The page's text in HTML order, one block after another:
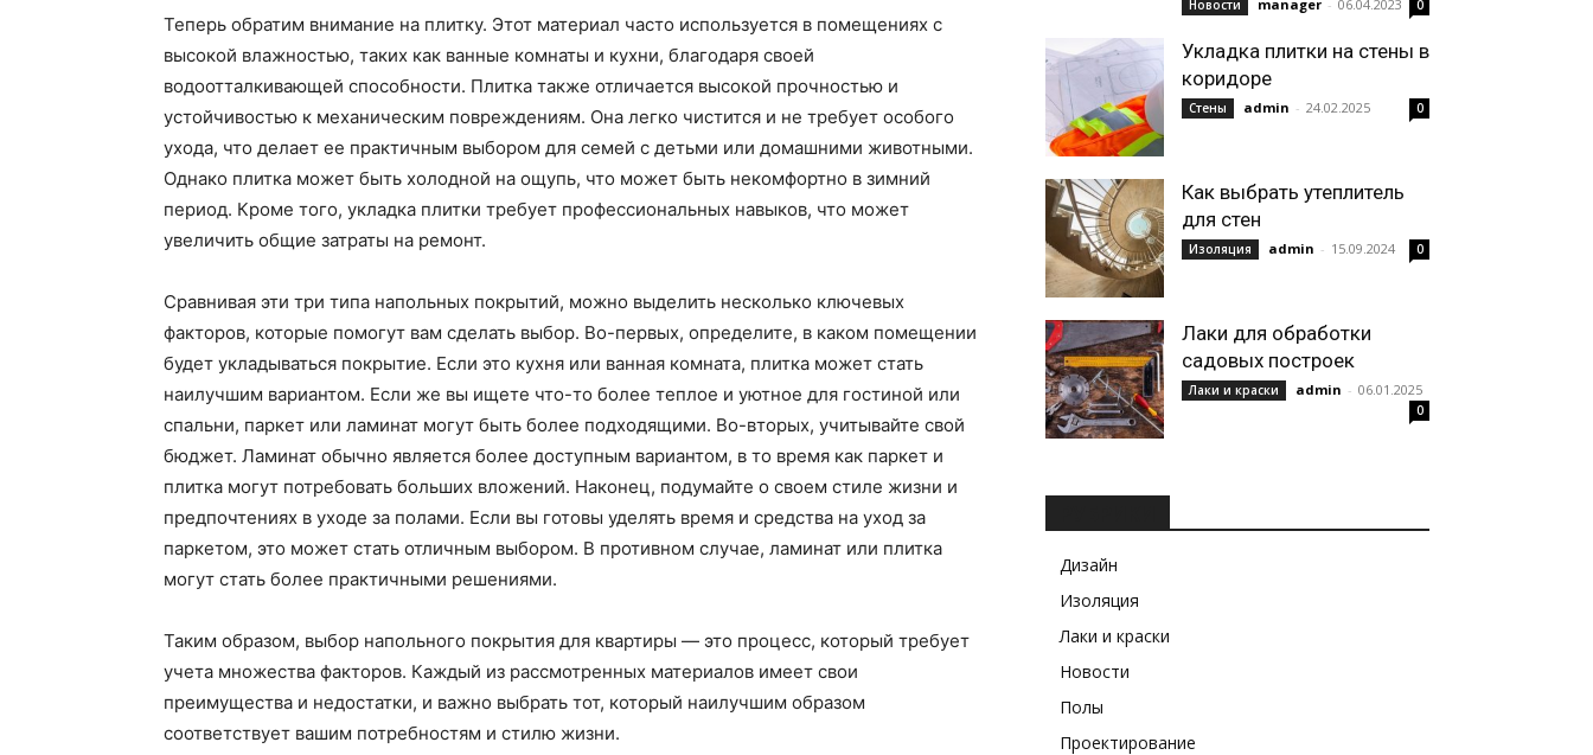
Теперь обратим внимание на плитку. Этот материал часто используется в помещениях с
высокой влажностью, таких как ванные комнаты и кухни, благодаря своей
водоотталкивающей способности. Плитка также отличается высокой прочностью и
устойчивостью к механическим повреждениям. Она легко чистится и не требует особого
ухода, что делает ее практичным выбором для семей с детьми или домашними животными.
Однако плитка может быть холодной на ощупь, что может быть некомфортно в зимний
период. Кроме того, укладка плитки требует профессиональных навыков, что может
увеличить общие затраты на ремонт.
Сравнивая эти три типа напольных покрытий, можно выделить несколько ключевых
факторов, которые помогут вам сделать выбор. Во-первых, определите, в каком помещении
будет укладываться покрытие. Если это кухня или ванная комната, плитка может стать
наилучшим вариантом. Если же вы ищете что-то более теплое и уютное для гостиной или
спальни, паркет или ламинат могут быть более подходящими. Во-вторых, учитывайте свой
бюджет. Ламинат обычно является более доступным вариантом, в то время как паркет и
плитка могут потребовать больших вложений. Наконец, подумайте о своем стиле жизни и
предпочтениях в уходе за полами. Если вы готовы уделять время и средства на уход за
паркетом, это может стать отличным выбором. В противном случае, ламинат или плитка
могут стать более практичными решениями.
Таким образом, выбор напольного покрытия для квартиры — это процесс, который требует
учета множества факторов. Каждый из рассмотренных материалов имеет свои
преимущества и недостатки, и важно выбрать тот, который наилучшим образом
соответствует вашим потребностям и стилю жизни.
Новости manager - 06.04.2023 0
Укладка плитки на стены в
коридоре
Стены admin - 24.02.2025 0
Как выбрать утеплитель
для стен
Изоляция admin - 15.09.2024 0
Лаки для обработки
садовых построек
Лаки и краски admin - 06.01.2025
0
Дизайн
Изоляция
Лаки и краски
Новости
Полы
Проектирование